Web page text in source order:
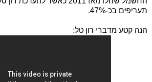
תעריפים בכ-47%.
הנה קטע מדברי רון טל: